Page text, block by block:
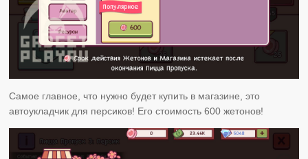
Самое главное, что нужно будет купить в магазине, это
автоукладчик для персиков! Его стоимость 600 жетонов!